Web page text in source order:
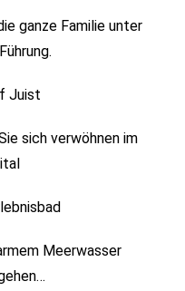
ganze Familie unter
Juist
sich verwöhnen im
Meerwasser